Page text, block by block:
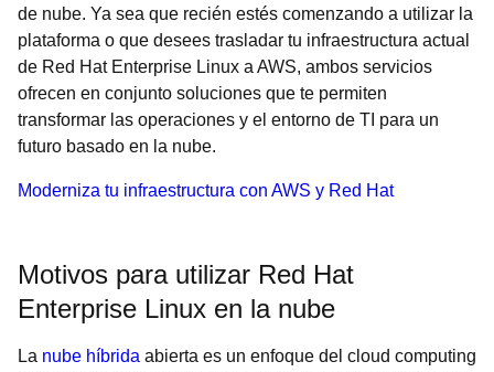
de nube. Ya sea que recién estés comenzando a utilizar la
plataforma o que desees trasladar tu infraestructura actual
de Red Hat Enterprise Linux a AWS, ambos servicios
ofrecen en conjunto soluciones que te permiten
transformar las operaciones y el entorno de TI para un
futuro basado en la nube.
Moderniza tu infraestructura con AWS y Red Hat
Motivos para utilizar Red Hat
Enterprise Linux en la nube
La nube híbrida abierta es un enfoque del cloud computing